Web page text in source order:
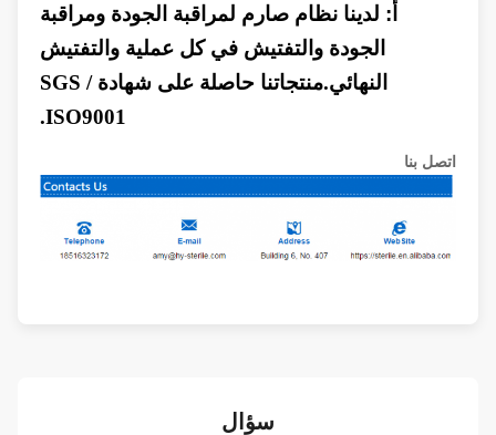
لدينا نظام صارم لمراقبة الجودة ومراقبة
الجودة والتفتيش في كل عملية والتفتيش
النهائي.منتجاتنا حاصلة على شهادة SGS /
ISO9001.
اتصل بنا
سؤال